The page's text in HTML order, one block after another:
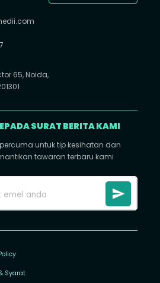
65, Noida,
SURAT BERITA KAMI
untuk tip kesihatan dan
tawaran terbaru kami
Syarat